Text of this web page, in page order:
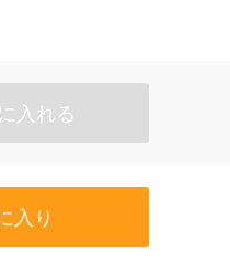
入れる
入り